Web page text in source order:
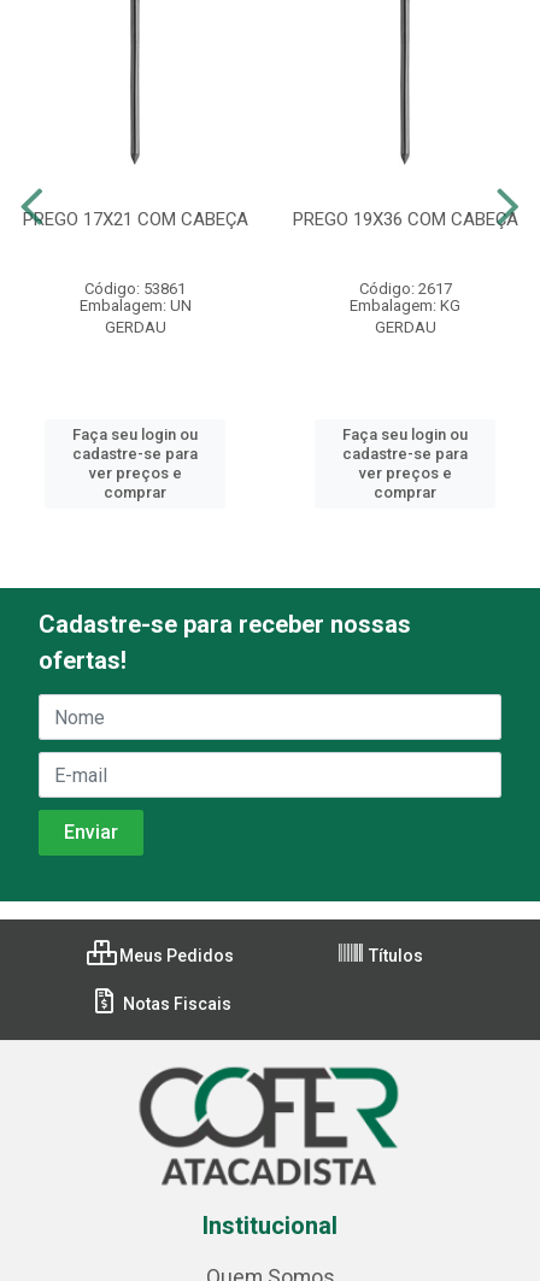
PREGO 17X21 COM CABEÇA
Código: 53861
Embalagem: UN
GERDAU
Faça seu login ou
cadastre-se para
ver preços e
comprar
PREGO 19X36 COM CABEÇA
Código: 2617
Embalagem: KG
GERDAU
Faça seu login ou
cadastre-se para
ver preços e
comprar
Cadastre-se para receber nossas
ofertas!
Meus Pedidos Títulos
Notas Fiscais
Institucional